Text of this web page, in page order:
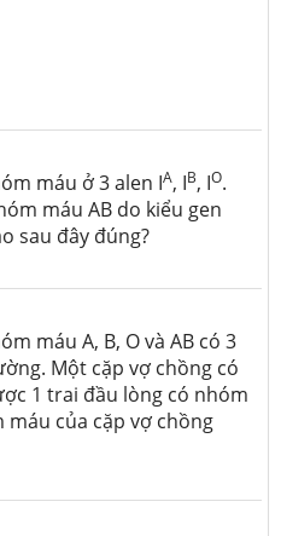
máu ở 3 alen IA, IB, IO.
máu AB do kiểu gen
sau đây đúng?
máu A, B, O và AB có 3
Một cặp vợ chồng có
1 trai đầu lòng có nhóm
máu của cặp vợ chồng